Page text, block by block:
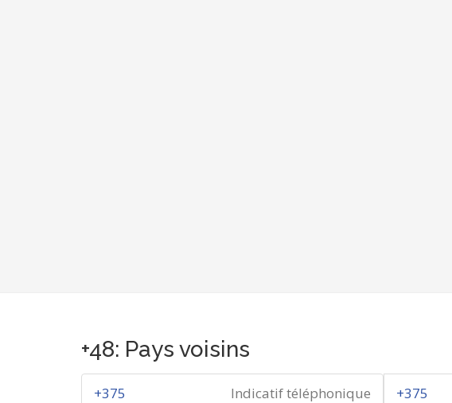
+48: Pays voisins
Indicatif téléphonique
+375 +375